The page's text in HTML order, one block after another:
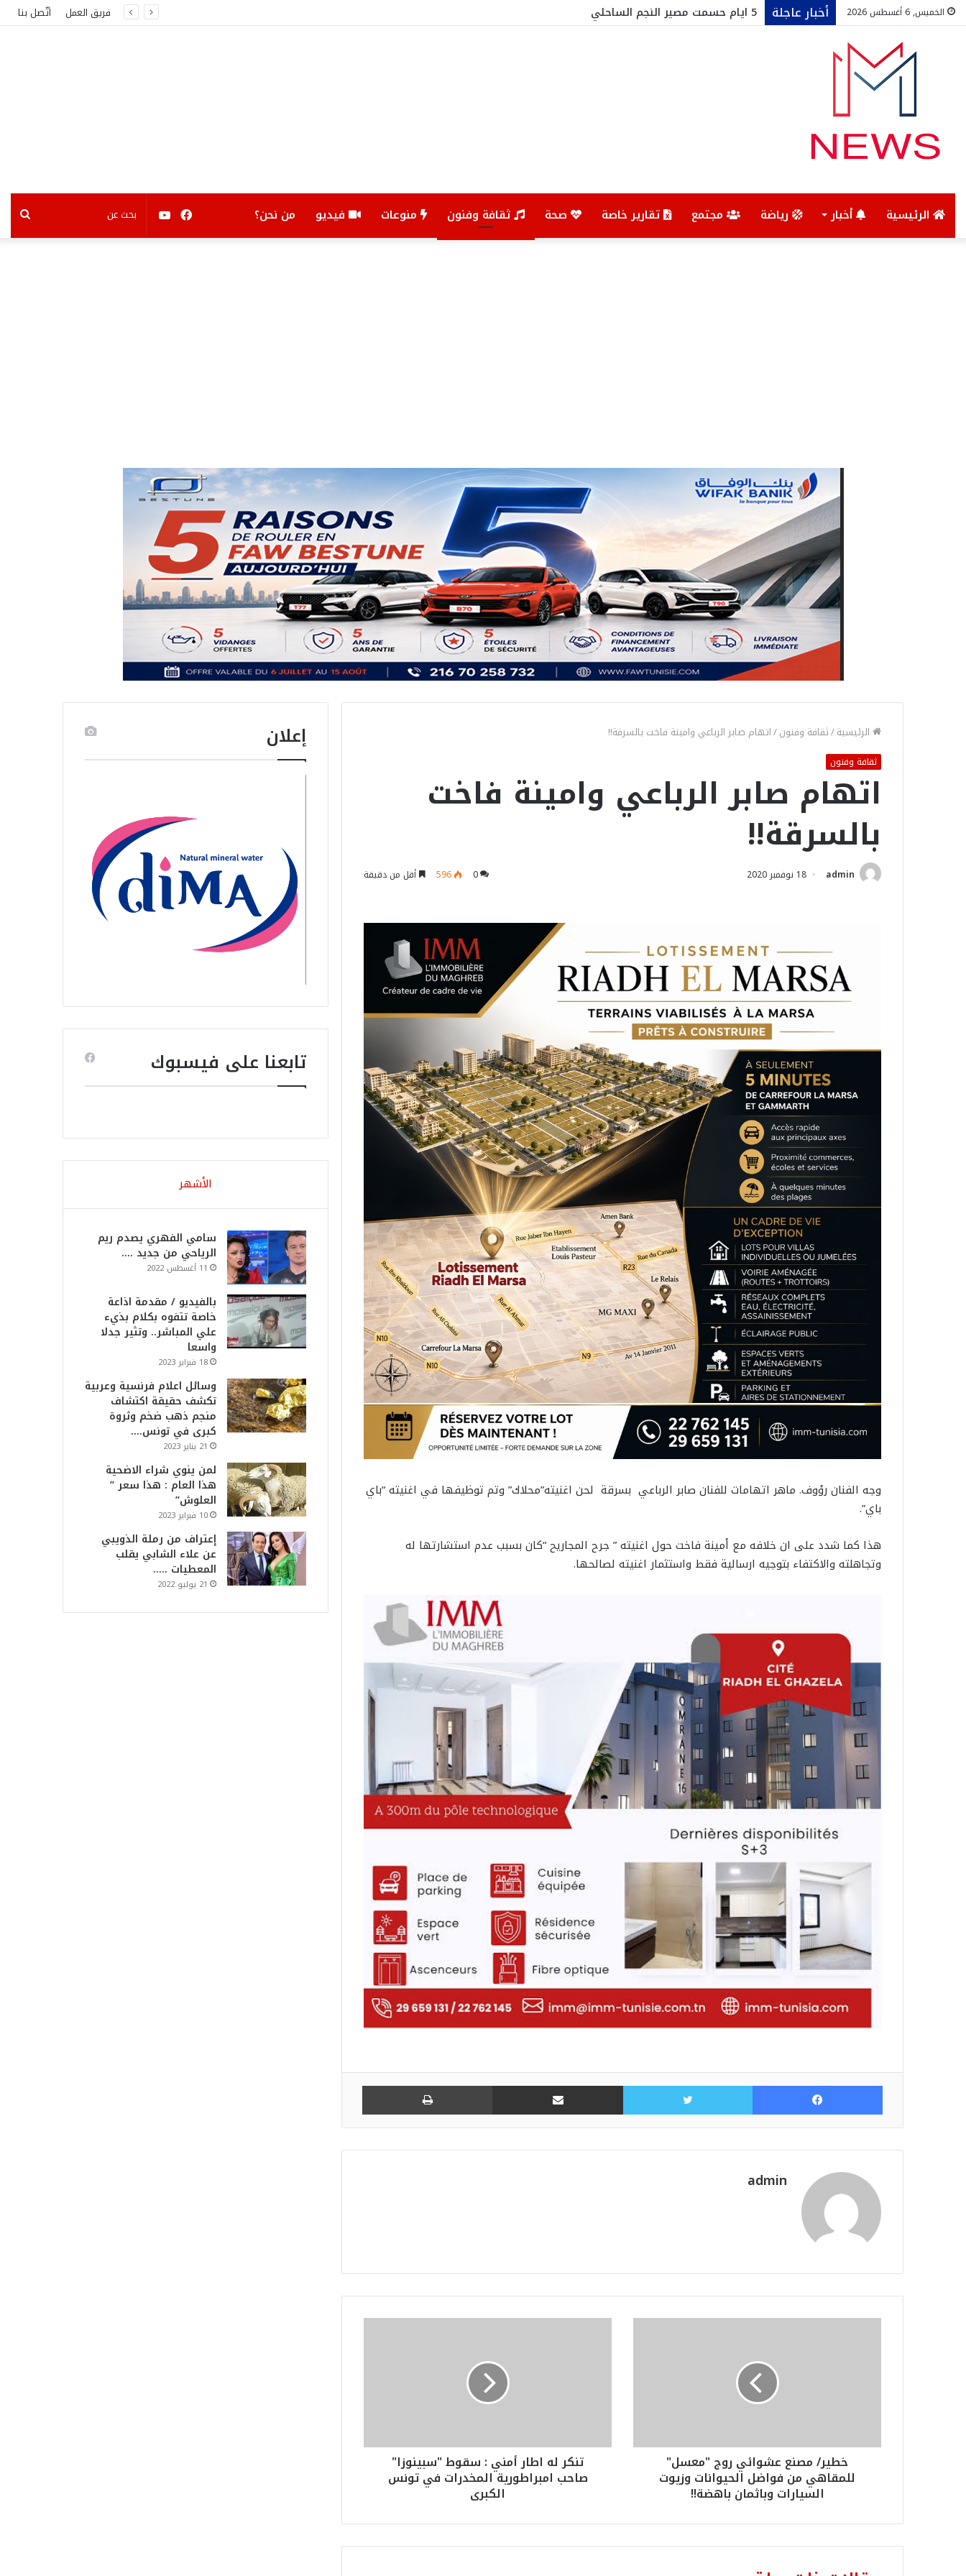
الخميس, 6 أغسطس 2026 أخبار عاجلة 5 ايام حسمت مصير النجم الساحلي فريق العمل اتّصل بنا
الرئيسية أخبار رياضة مجتمع تقارير خاصة صحة ثقافة وفنون منوعات فيديو من نحن؟ بحث يوتيوبفيسبوك
الرئيسية/ثقافة وفنون/اتهام صابر الرباعي وامينة فاخت بالسرقة!!
ثقافة وفنون
اتهام صابر الرباعي وامينة فاخت
بالسرقة!!
admin 18 نوفمبر 2020 0
596 أقل من دقيقة
وجه الفنان رؤوف. ماهر اتهامات للفنان صابر الرباعي بسرقة لحن اغنيته”محلاك” وتم توظيفها في اغنيته “باي
باي”.
هذا كما شدد على ان خلافه مع أمينة فاخت حول اغنيته ” جرح المجاريح “كان بسبب عدم استشارتها له
وتجاهلته والاكتفاء بتوجيه ارسالية فقط واستثمار اغنيته لصالحها.
فيسبوك تويتر مشاركة عبر البريد طباعة
admin
خطير/ مصنع عشوائي روج "معسل"
للمقاهي من فواضل الحيوانات وزيوت
السيارات وباثمان باهضة!!
تنكر له اطار أمني : سقوط "سبينوزا"
صاحب امبراطورية المخدرات في تونس
الكبرى
إعلان
تابعنا على فيسبوك
الأشهر
سامي الفهري يصدم ريم
الرياحي من جديد ….
11 أغسطس 2022
بالفيديو / مقدمة اذاعة
خاصة تتفوه بكلام بذيء
علي المباشر.. وتثير جدلا
واسعا
18 فبراير 2023
وسائل اعلام فرنسية وعربية
تكشف حقيقة اكتشاف
منجم ذهب ضخم وثروة
كبرى في تونس….
21 يناير 2023
لمن ينوي شراء الاضحية
هذا العام : هذا سعر ”
العلوش”
10 فبراير 2023
إعتراف من رملة الذويبي
عن علاء الشابي يقلب
المعطيات …..
21 يوليو 2022